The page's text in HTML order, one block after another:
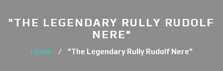
"THE LEGENDARY RULLY RUDOLF
NERE"
Home / "The Legendary Rully Rudolf Nere"